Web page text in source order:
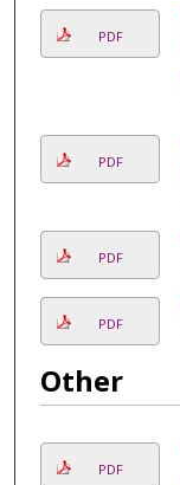
PDF
PDF
PDF
PDF
Other
PDF